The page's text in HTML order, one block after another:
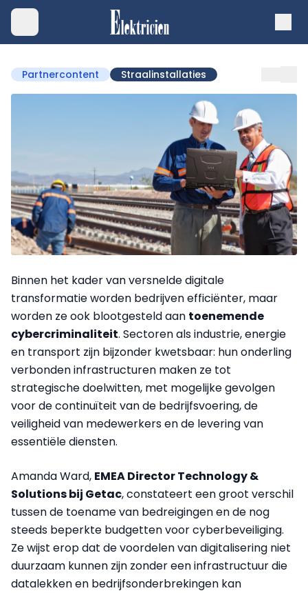
Partnercontent Straalinstallaties
Binnen het kader van versnelde digitale
transformatie worden bedrijven efficiënter, maar
worden ze ook blootgesteld aan toenemende
cybercriminaliteit. Sectoren als industrie, energie
en transport zijn bijzonder kwetsbaar: hun onderling
verbonden infrastructuren maken ze tot
strategische doelwitten, met mogelijke gevolgen
voor de continuïteit van de bedrijfsvoering, de
veiligheid van medewerkers en de levering van
essentiële diensten.
Amanda Ward, EMEA Director Technology &
Solutions bij Getac, constateert een groot verschil
tussen de toename van bedreigingen en de nog
steeds beperkte budgetten voor cyberbeveiliging.
Ze wijst erop dat de voordelen van digitalisering niet
duurzaam kunnen zijn zonder een infrastructuur die
datalekken en bedrijfsonderbrekingen kan